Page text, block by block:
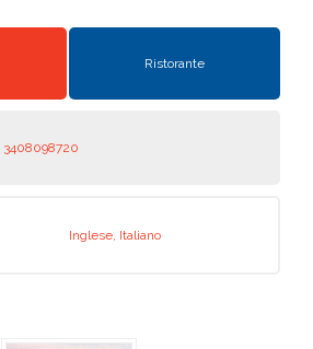
Ristorante
3408098720
Inglese, Italiano